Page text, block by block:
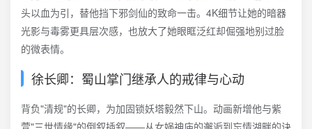
头以血为引，替他挡下邪剑仙的致命一击。4K细节让她的暗器
光影与毒雾更具层次感，也放大了她眼眶泛红却倔强地别过脸
的微表情。
徐长卿：蜀山掌门继承人的戒律与心动
背负"清规"的长卿，为加固锁妖塔毅然下山。动画新增他与紫
萱"三世情缘"的倒叙插叙——从女娲神庙的邂逅到忘情湖畔的诀